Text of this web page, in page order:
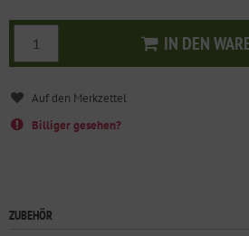
IN DEN
In den
Billiger gesehen?
ZUBEHÖR